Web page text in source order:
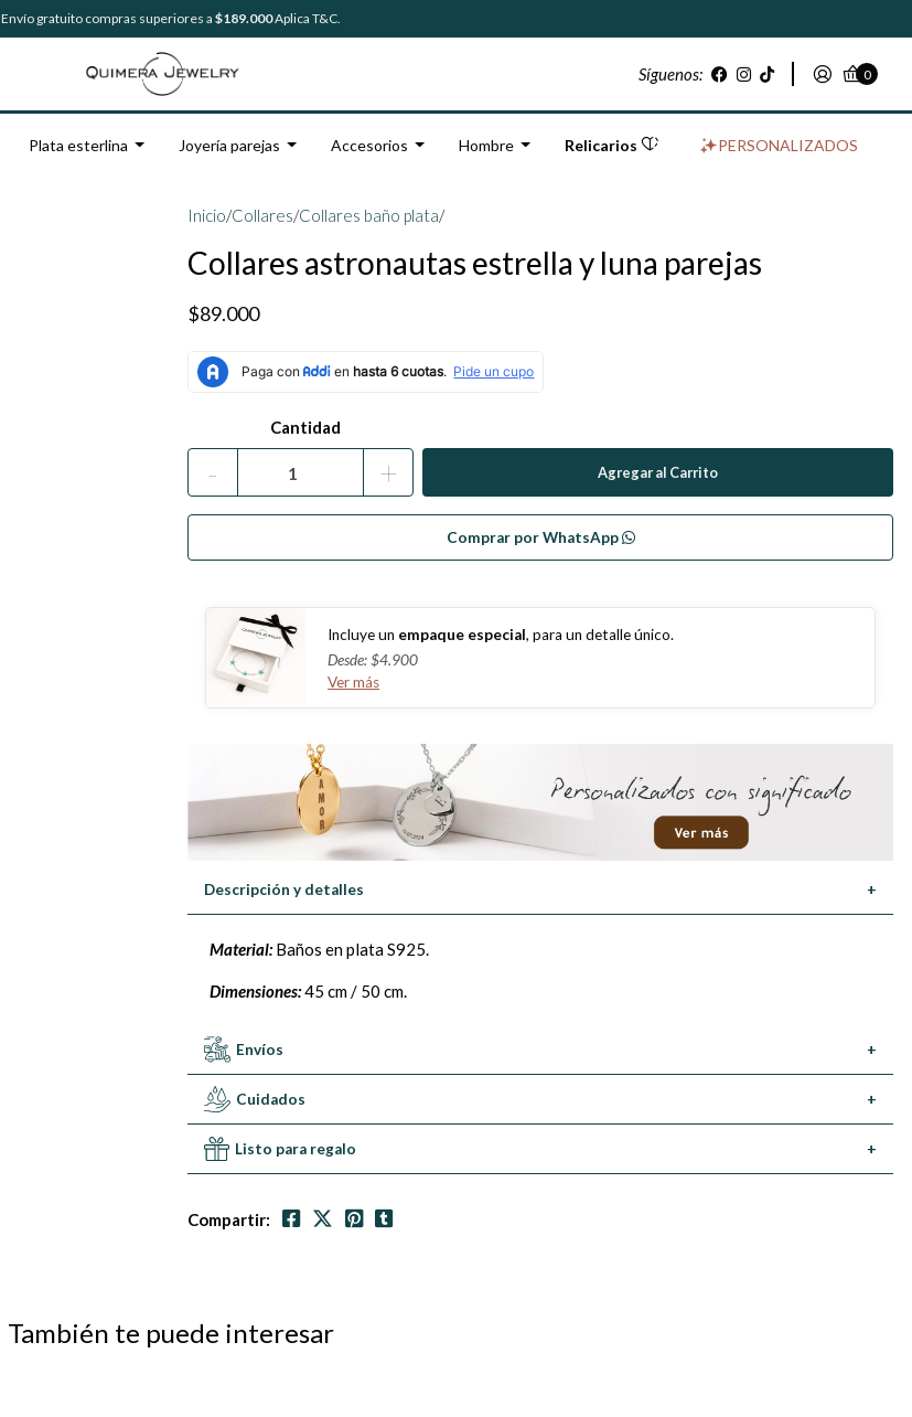
Envío gratuito compras superiores a $189.000Aplica T&C.
Síguenos: 0
Plata esterlina Joyería parejas Accesorios Hombre Relicarios PERSONALIZADOS
Inicio/Collares/Collares baño plata/
Collares astronautas estrella y luna parejas
$89.000
Cantidad
- +
Comprar por WhatsApp
Incluye un empaque especial, para un detalle único.
Desde: $4.900
Ver más
Descripción y detalles +
Material:Baños en plata S925.
Dimensiones:45 cm / 50 cm.
Envíos +
Cuidados +
Listo para regalo +
Compartir:
También te puede interesar